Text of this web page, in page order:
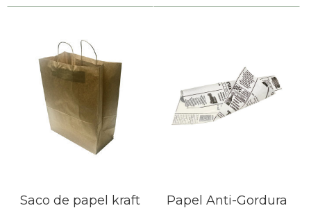
Saco de papel kraft
Papel Anti-Gordura